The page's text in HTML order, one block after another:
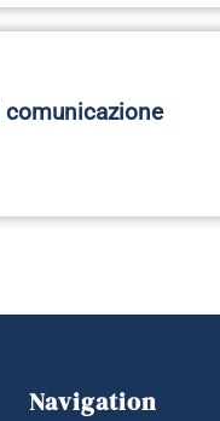
comunicazione
Navigation